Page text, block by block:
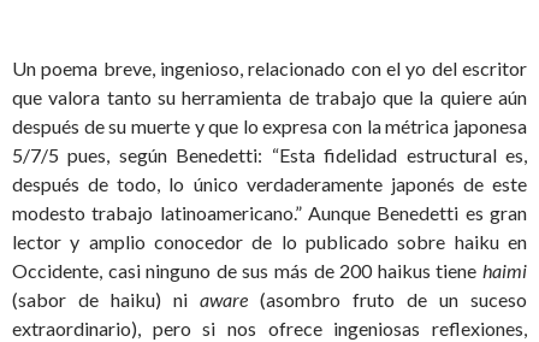
Un poema breve, ingenioso, relacionado con el yo del escritor
que valora tanto su herramienta de trabajo que la quiere aún
después de su muerte y que lo expresa con la métrica japonesa
5/7/5 pues, según Benedetti: “Esta fidelidad estructural es,
después de todo, lo único verdaderamente japonés de este
modesto trabajo latinoamericano.” Aunque Benedetti es gran
lector y amplio conocedor de lo publicado sobre haiku en
Occidente, casi ninguno de sus más de 200 haikus tiene haimi
(sabor de haiku) ni aware (asombro fruto de un suceso
extraordinario), pero si nos ofrece ingeniosas reflexiones,